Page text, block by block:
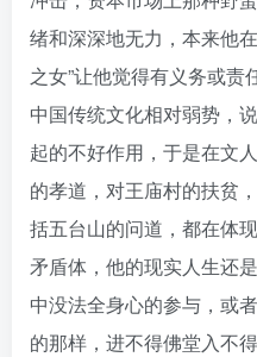
绪和深深地无力，本来他
之女”让他觉得有义务或
中国传统文化相对弱势，
起的不好作用，于是在文
的孝道，对王庙村的扶贫
括五台山的问道，都在体
矛盾体，他的现实人生还
中没法全身心的参与，或
的那样，进不得佛堂入不